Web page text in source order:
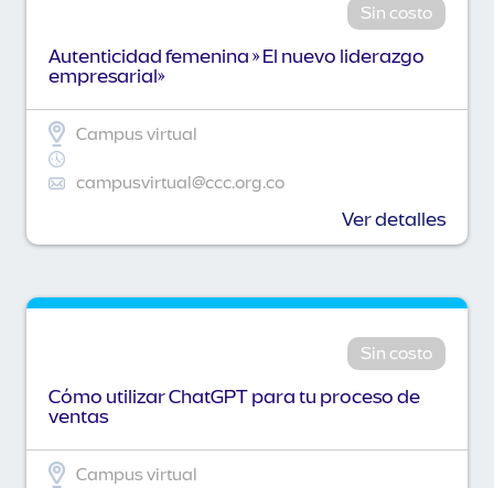
Sin costo
Autenticidad femenina » El nuevo liderazgo
empresarial»
Campus virtual
campusvirtual@ccc.org.co
Ver detalles
Sin costo
Cómo utilizar ChatGPT para tu proceso de
ventas
Campus virtual